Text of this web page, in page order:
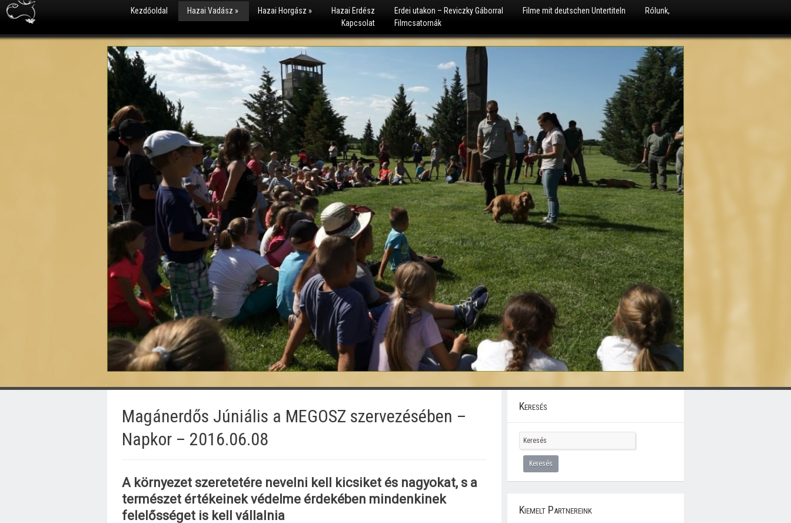
Kezdőoldal Hazai Vadász » Hazai Horgász » Hazai Erdész Erdei utakon – Reviczky Gáborral Filme mit deutschen Untertiteln
Rólunk,
Kapcsolat
Filmcsatornák
Magánerdős Júniális a MEGOSZ szervezésében –
Napkor – 2016.06.08
A környezet szeretetére nevelni kell kicsiket és nagyokat, s a
természet értékeinek védelme érdekében mindenkinek
felelősséget is kell vállalnia
Keresés
Kiemelt Partnereink